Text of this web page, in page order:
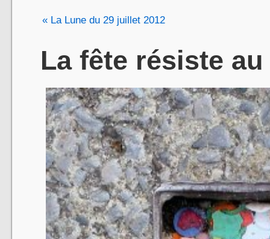
« La Lune du 29 juillet 2012
La fête résiste